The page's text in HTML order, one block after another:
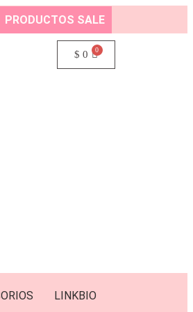
PRODUCTOS SALE
$ 0
LINKBIO